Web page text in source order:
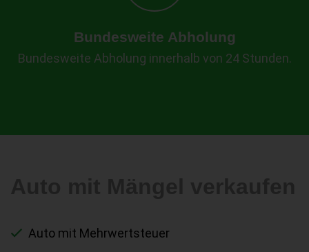
Bundesweite Abholung
Bundesweite Abholung innerhalb von 24 Stunden.
Auto mit Mehrwertsteuer